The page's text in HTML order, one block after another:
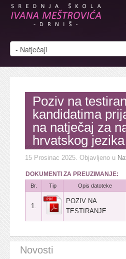
Poziv na
kandidatima
na natječaj za
hrvatskog jezika
15 Prosinac 2025. Objavljeno u
DOKUMENTI ZA PREUZIMANJE:
Br. Tip Opis datoteke
1.
POZIV NA
TESTIRANJE
Novosti